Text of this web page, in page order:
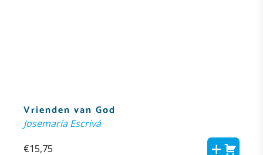
Vrienden van God
Josemaría Escrivá
€15,75